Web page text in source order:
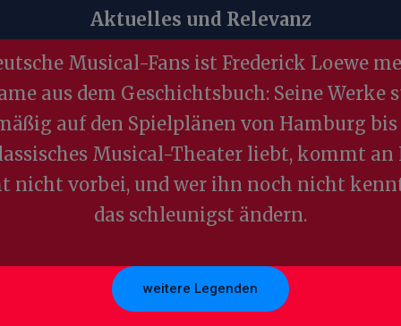
Aktuelles und Relevanz
Musical-Fans ist Frederick Loewe
aus dem Geschichtsbuch: Seine Werke
auf den Spielplänen von Hamburg bis
Musical-Theater liebt, kommt an
nicht vorbei, und wer ihn noch nicht
das schleunigst ändern.
weitere Legenden